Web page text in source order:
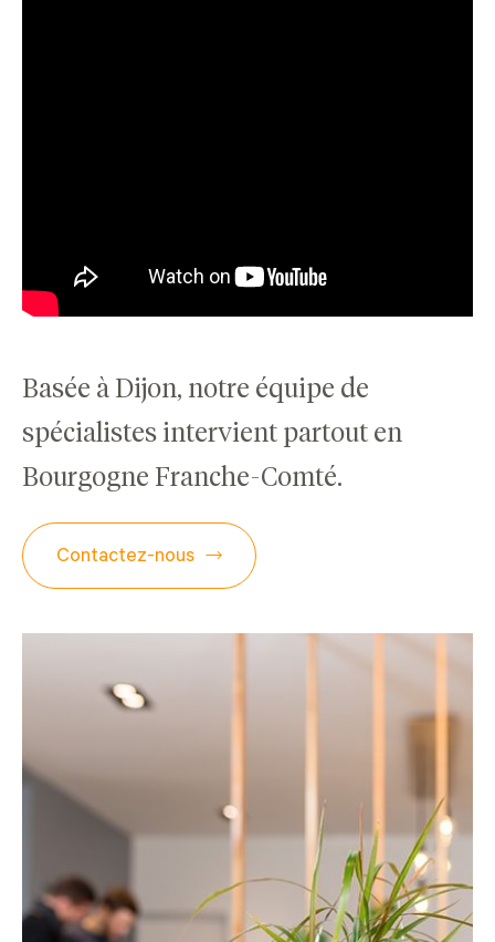
Basée à Dijon, notre équipe de
spécialistes intervient partout en
Bourgogne Franche-Comté.
Contactez-nous